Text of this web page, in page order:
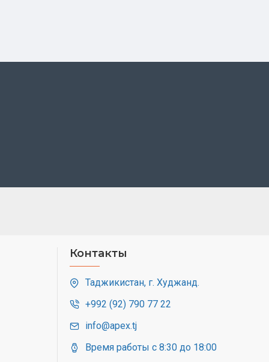
Контакты
Таджикистан, г. Худжанд.
+992 (92) 790 77 22
info@apex.tj
Время работы с 8:30 до 18:00